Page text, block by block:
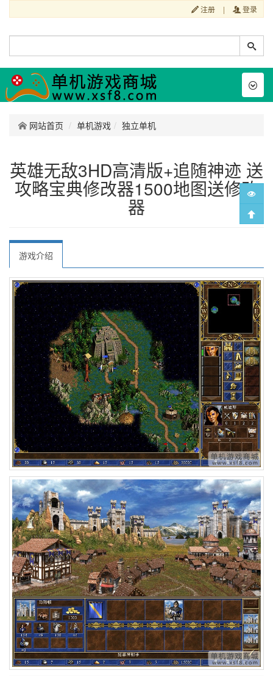
注册 | 登录
网站首页 单机游戏 独立单机
英雄无敌3HD高清版+追随神迹 送
攻略宝典修改器1500地图送修改
器
游戏介绍